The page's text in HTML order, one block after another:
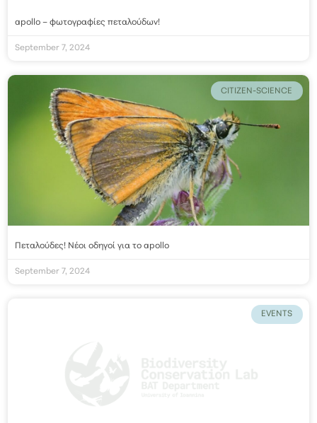
apollo – φωτογραφίες πεταλούδων!
September 7, 2024
CITIZEN-SCIENCE
Πεταλούδες! Νέοι οδηγοί για το apollo
September 7, 2024
EVENTS